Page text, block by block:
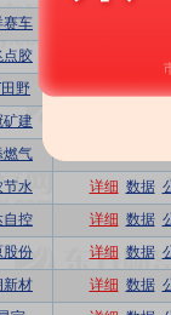
赛车
点胶
野 详细 数据
矿建
燃气
节水 详细 数据
自控 详细 数据
股份 详细 数据
新材 详细 数据